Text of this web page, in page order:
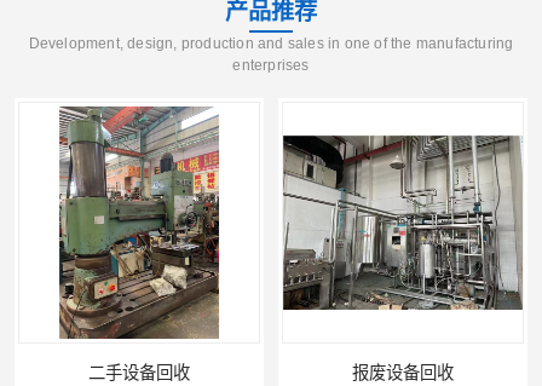
产品推荐
Development, design, production and sales in one of the manufacturing
enterprises
报废设备回收